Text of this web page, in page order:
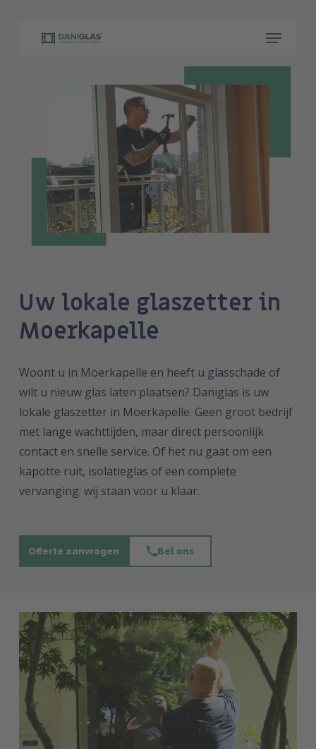
Menu
Uw lokale glaszetter in
Moerkapelle
Woont u in Moerkapelle en heeft u glasschade of
wilt u nieuw glas laten plaatsen? Daniglas is uw
lokale glaszetter in Moerkapelle. Geen groot bedrijf
met lange wachttijden, maar direct persoonlijk
contact en snelle service. Of het nu gaat om een
kapotte ruit, isolatieglas of een complete
vervanging: wij staan voor u klaar.
Offerte aanvragen Bel ons